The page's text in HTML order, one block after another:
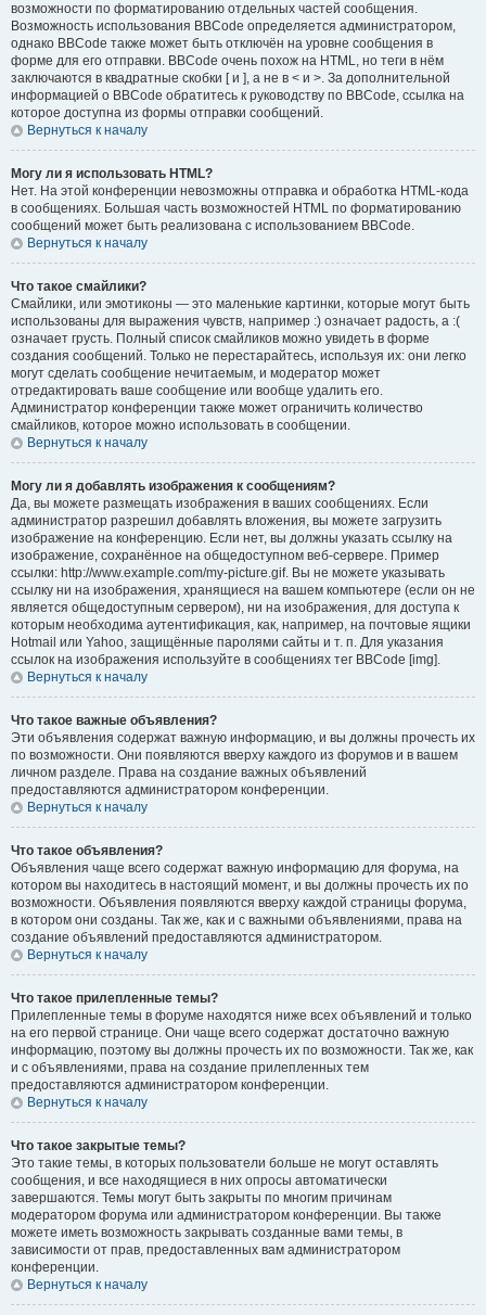
возможности по форматированию отдельных частей сообщения.
Возможность использования BBCode определяется администратором,
однако BBCode также может быть отключён на уровне сообщения в
форме для его отправки. BBCode очень похож на HTML, но теги в нём
заключаются в квадратные скобки [ и ], а не в < и >. За дополнительной
информацией о BBCode обратитесь к руководству по BBCode, ссылка на
которое доступна из формы отправки сообщений.
Вернуться к началу
Могу ли я использовать HTML?
Нет. На этой конференции невозможны отправка и обработка HTML-кода
в сообщениях. Большая часть возможностей HTML по форматированию
сообщений может быть реализована с использованием BBCode.
Вернуться к началу
Что такое смайлики?
Смайлики, или эмотиконы — это маленькие картинки, которые могут быть
использованы для выражения чувств, например :) означает радость, а :(
означает грусть. Полный список смайликов можно увидеть в форме
создания сообщений. Только не перестарайтесь, используя их: они легко
могут сделать сообщение нечитаемым, и модератор может
отредактировать ваше сообщение или вообще удалить его.
Администратор конференции также может ограничить количество
смайликов, которое можно использовать в сообщении.
Вернуться к началу
Могу ли я добавлять изображения к сообщениям?
Да, вы можете размещать изображения в ваших сообщениях. Если
администратор разрешил добавлять вложения, вы можете загрузить
изображение на конференцию. Если нет, вы должны указать ссылку на
изображение, сохранённое на общедоступном веб-сервере. Пример
ссылки: http://www.example.com/my-picture.gif. Вы не можете указывать
ссылку ни на изображения, хранящиеся на вашем компьютере (если он не
является общедоступным сервером), ни на изображения, для доступа к
которым необходима аутентификация, как, например, на почтовые ящики
Hotmail или Yahoo, защищённые паролями сайты и т. п. Для указания
ссылок на изображения используйте в сообщениях тег BBCode [img].
Вернуться к началу
Что такое важные объявления?
Эти объявления содержат важную информацию, и вы должны прочесть их
по возможности. Они появляются вверху каждого из форумов и в вашем
личном разделе. Права на создание важных объявлений
предоставляются администратором конференции.
Вернуться к началу
Что такое объявления?
Объявления чаще всего содержат важную информацию для форума, на
котором вы находитесь в настоящий момент, и вы должны прочесть их по
возможности. Объявления появляются вверху каждой страницы форума,
в котором они созданы. Так же, как и с важными объявлениями, права на
создание объявлений предоставляются администратором.
Вернуться к началу
Что такое прилепленные темы?
Прилепленные темы в форуме находятся ниже всех объявлений и только
на его первой странице. Они чаще всего содержат достаточно важную
информацию, поэтому вы должны прочесть их по возможности. Так же, как
и с объявлениями, права на создание прилепленных тем
предоставляются администратором конференции.
Вернуться к началу
Что такое закрытые темы?
Это такие темы, в которых пользователи больше не могут оставлять
сообщения, и все находящиеся в них опросы автоматически
завершаются. Темы могут быть закрыты по многим причинам
модератором форума или администратором конференции. Вы также
можете иметь возможность закрывать созданные вами темы, в
зависимости от прав, предоставленных вам администратором
конференции.
Вернуться к началу